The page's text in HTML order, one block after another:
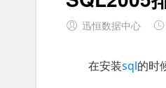
迅恒数据中心
在安装sql的时